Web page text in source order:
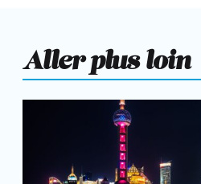
Aller plus loin